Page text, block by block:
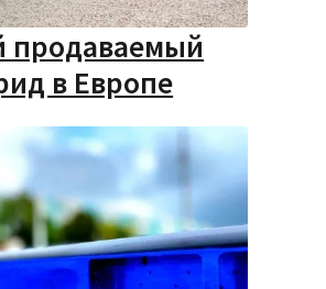
продаваемый
в Европе